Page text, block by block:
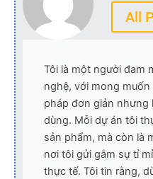
All
Tôi là một người đam
nghệ, với mong
pháp đơn giản nhưng
dùng. Mỗi dự án tôi
sản phẩm, mà còn là
nơi tôi gửi gắm sự tỉ
thực tế. Tôi tin rằng,